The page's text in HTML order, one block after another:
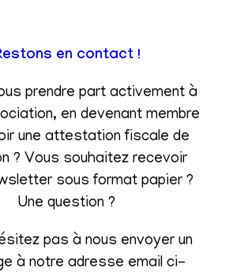
en contact !
prendre part activement à
en devenant membre
une attestation fiscale de
? Vous souhaitez recevoir
sous format papier ?
Une question ?
pas à nous envoyer un
à notre adresse email ci-